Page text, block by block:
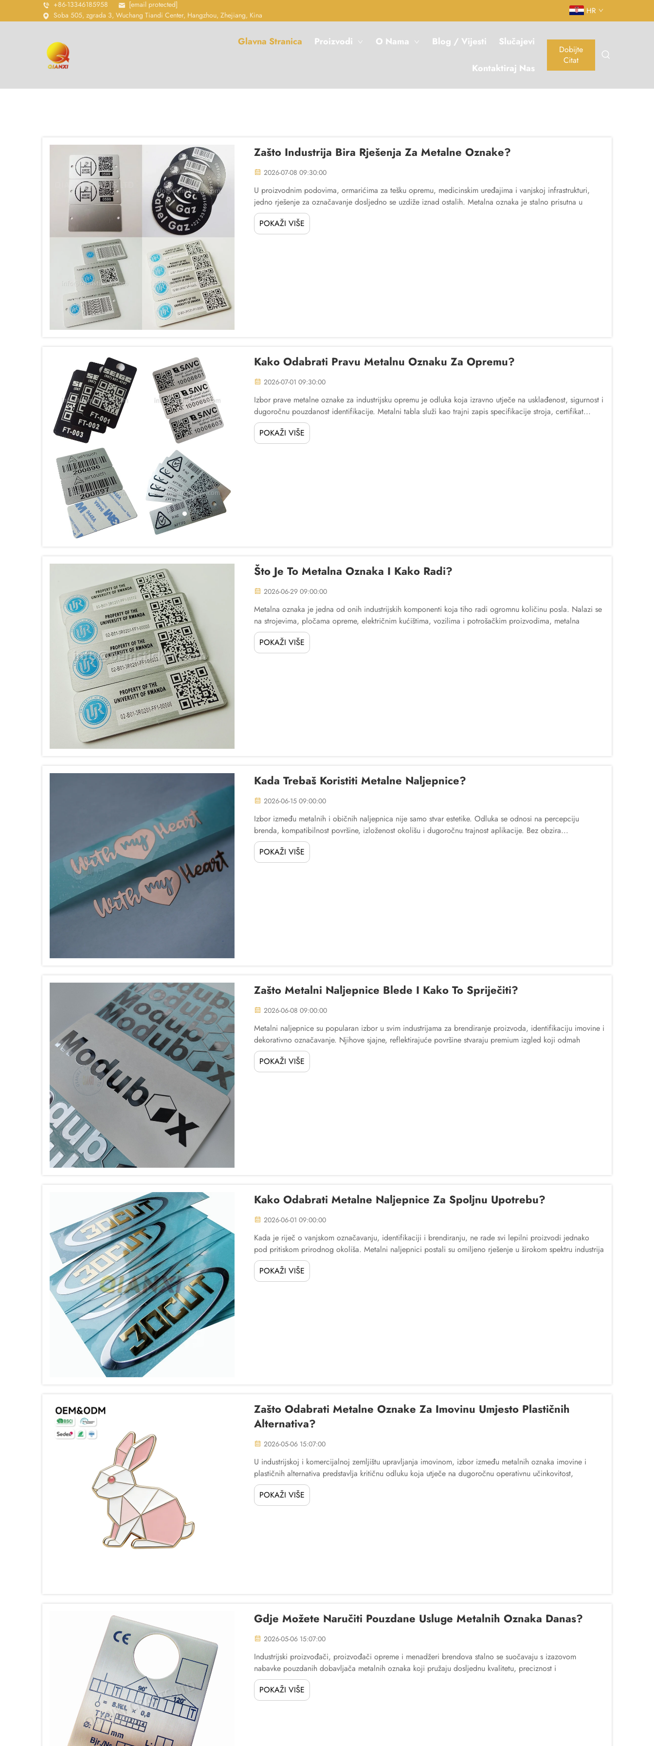
+86-13346185958
[email protected]
Soba 505, zgrada 3, Wuchang Tiandi Center, Hangzhou, Zhejiang, Kina
HR
Glavna Stranica Proizvodi O Nama Blog / Vijesti Slučajevi
Kontaktiraj Nas
Dobijte
Citat
Zašto Industrija Bira Rješenja Za Metalne Oznake?
2026-07-08 09:30:00
U proizvodnim podovima, ormarićima za tešku opremu, medicinskim uređajima i vanjskoj infrastrukturi,
jedno rješenje za označavanje dosljedno se uzdiže iznad ostalih. Metalna oznaka je stalno prisutna u
industrijskim specifikacijama.
POKAŽI VIŠE
Kako Odabrati Pravu Metalnu Oznaku Za Opremu?
2026-07-01 09:30:00
Izbor prave metalne oznake za industrijsku opremu je odluka koja izravno utječe na usklađenost, sigurnost i
dugoročnu pouzdanost identifikacije. Metalni tabla služi kao trajni zapis specifikacije stroja, certifikat...
POKAŽI VIŠE
Što Je To Metalna Oznaka I Kako Radi?
2026-06-29 09:00:00
Metalna oznaka je jedna od onih industrijskih komponenti koja tiho radi ogromnu količinu posla. Nalazi se
na strojevima, pločama opreme, električnim kućištima, vozilima i potrošačkim proizvodima, metalna
oznaka služi kao trajna, izdržljiva...
POKAŽI VIŠE
Kada Trebaš Koristiti Metalne Naljepnice?
2026-06-15 09:00:00
Izbor između metalnih i običnih naljepnica nije samo stvar estetike. Odluka se odnosi na percepciju
brenda, kompatibilnost površine, izloženost okolišu i dugoročnu trajnost aplikacije. Bez obzira...
POKAŽI VIŠE
Zašto Metalni Naljepnice Blede I Kako To Spriječiti?
2026-06-08 09:00:00
Metalni naljepnice su popularan izbor u svim industrijama za brendiranje proizvoda, identifikaciju imovine i
dekorativno označavanje. Njihove sjajne, reflektirajuće površine stvaraju premium izgled koji odmah
podiže vrijednost bilo kojeg proizvoda ili surf...
POKAŽI VIŠE
Kako Odabrati Metalne Naljepnice Za Spoljnu Upotrebu?
2026-06-01 09:00:00
Kada je riječ o vanjskom označavanju, identifikaciji i brendiranju, ne rade svi lepilni proizvodi jednako
pod pritiskom prirodnog okoliša. Metalni naljepnici postali su omiljeno rješenje u širokom spektru industrija
upravo...
POKAŽI VIŠE
Zašto Odabrati Metalne Oznake Za Imovinu Umjesto Plastičnih
Alternativa?
2026-05-06 15:07:00
U industrijskoj i komercijalnoj zemljištu upravljanja imovinom, izbor između metalnih oznaka imovine i
plastičnih alternativa predstavlja kritičnu odluku koja utječe na dugoročnu operativnu učinkovitost,
troškovnu učinkovitost i pouzdanost praćenja imovine...
POKAŽI VIŠE
Gdje Možete Naručiti Pouzdane Usluge Metalnih Oznaka Danas?
2026-05-06 15:07:00
Industrijski proizvođači, proizvođači opreme i menadžeri brendova stalno se suočavaju s izazovom
nabavke pouzdanih dobavljača metalnih oznaka koji pružaju dosljednu kvalitetu, preciznost i
pravovremeno ispunjenje. Pitanje gdje naručiti relia...
POKAŽI VIŠE